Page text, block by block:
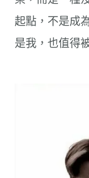
起點，不是成
是我，也值得